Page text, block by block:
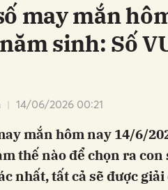
may mắn
sinh: Số
14/06/2026 00:21
mắn hôm nay 14/6/
thế nào để chọn ra
nhất, tất cả sẽ được